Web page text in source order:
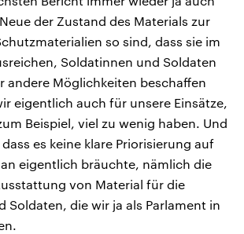
der Zustand des Materials zur
so sind, dass sie im
Soldatinnen und Soldaten
andere Möglichkeiten beschaffen
eigentlich auch für unsere Einsätze,
Beispiel, viel zu wenig haben. Und
es keine klare Priorisierung auf
eigentlich bräuchte, nämlich die
von Material für die
Soldaten, die wir ja als Parlament in